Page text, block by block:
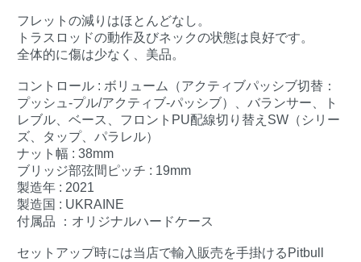
フレットの減りはほとんどなし。
トラスロッドの動作及びネックの状態は良好です。
全体的に傷は少なく、美品。
コントロール : ボリューム（アクティブパッシブ切替：
プッシュ-プル/アクティブ-パッシブ）、バランサー、ト
レブル、ベース、フロントPU配線切り替えSW（シリー
ズ、タップ、パラレル）
ナット幅 : 38mm
ブリッジ部弦間ピッチ : 19mm
製造年 : 2021
製造国 : UKRAINE
付属品 ：オリジナルハードケース
セットアップ時には当店で輸入販売を手掛けるPitbull